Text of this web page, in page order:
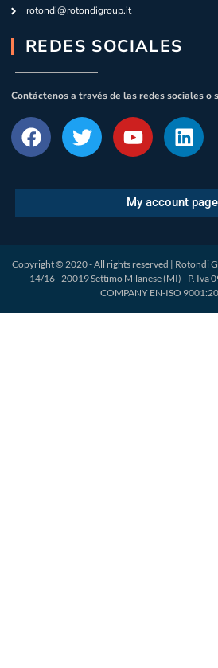
rotondi@rotondigroup.it
REDES SOCIALES
Contáctenos a través de las redes sociales o
My account page
Copyright © 2020 - All rights reserved | Rotondi
14/16 - 20019 Settimo Milanese (MI) - P. Iva
COMPANY EN-ISO